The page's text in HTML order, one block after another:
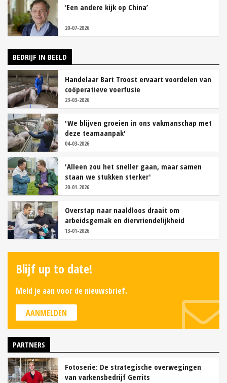
‘Een andere kijk op China’
20-07-2026
BEDRIJF IN BEELD
Handelaar Bart Troost ervaart voordelen van
coöperatieve voerfusie
23-03-2026
'We blijven groeien in ons vakmanschap met
deze teamaanpak'
04-03-2026
'Alleen zou het sneller gaan, maar samen
staan we stukken sterker'
20-01-2026
Overstap naar naaldloos draait om
arbeidsgemak en diervriendelijkheid
13-01-2026
Blijf up to date!
Meld je aan voor de nieuwsbrief.
AANMELDEN
PARTNERS
Fotoserie: De strategische overwegingen
van varkensbedrijf Gerrits